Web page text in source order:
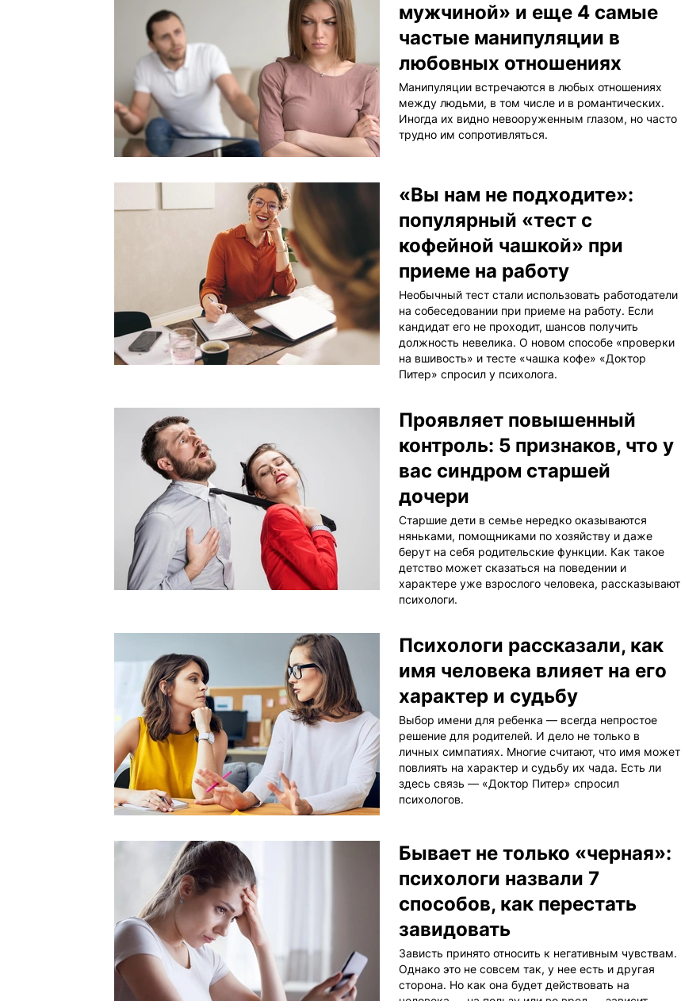
мужчиной» и еще 4 самые
частые манипуляции в
любовных отношениях
Манипуляции встречаются в любых отношениях
между людьми, в том числе и в романтических.
Иногда их видно невооруженным глазом, но часто
трудно им сопротивляться.
«Вы нам не подходите»:
популярный «тест с
кофейной чашкой» при
приеме на работу
Необычный тест стали использовать работодатели
на собеседовании при приеме на работу. Если
кандидат его не проходит, шансов получить
должность невелика. О новом способе «проверки
на вшивость» и тесте «чашка кофе» «Доктор
Питер» спросил у психолога.
Проявляет повышенный
контроль: 5 признаков, что у
вас синдром старшей
дочери
Старшие дети в семье нередко оказываются
няньками, помощниками по хозяйству и даже
берут на себя родительские функции. Как такое
детство может сказаться на поведении и
характере уже взрослого человека, рассказывают
психологи.
Психологи рассказали, как
имя человека влияет на его
характер и судьбу
Выбор имени для ребенка — всегда непростое
решение для родителей. И дело не только в
личных симпатиях. Многие считают, что имя может
повлиять на характер и судьбу их чада. Есть ли
здесь связь — «Доктор Питер» спросил
психологов.
Бывает не только «черная»:
психологи назвали 7
способов, как перестать
завидовать
Зависть принято относить к негативным чувствам.
Однако это не совсем так, у нее есть и другая
сторона. Но как она будет действовать на